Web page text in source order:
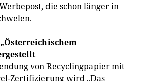
die schon länger in
von Recyclingpapier mit
Zertifizierung wird „Das